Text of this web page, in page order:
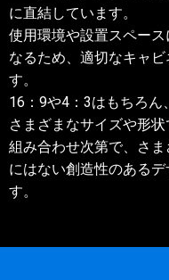
に直結しています。
使用環境や設置スペー
なるため、適切なキャ
す。
16：9や4：3はもちろん
さまざまなサイズや形状
組み合わせ次第で、さ
にはない創造性のある
す。